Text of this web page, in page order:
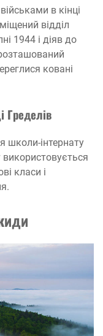
в кінці
відділ
1944 і діяв до
ковані
Гределів
школи-інтернату
класи і